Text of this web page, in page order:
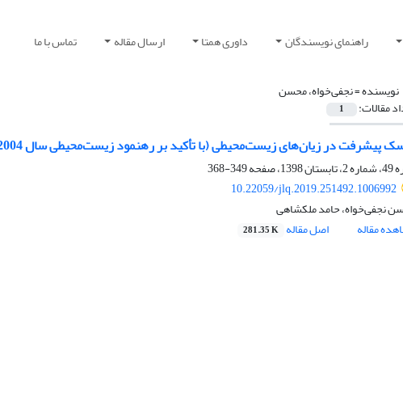
راهنمای نویسندگان داوری همتا ارسال مقاله تماس با ما
نویسنده =نجفی‌خواه، محسن
مقالات: 1
پیشرفت در زیان‌های زیست‌محیطی (با تأکید بر رهنمود زیست‌محیطی سال 2004 اروپا و رویکرد کشورهای عضو آن)
صفحه
349-368
10.22059/jlq.2019.251492.1006992
نجفی‌خواه، حامد ملکشاهی
مقاله
اصل مقاله 281.35 K